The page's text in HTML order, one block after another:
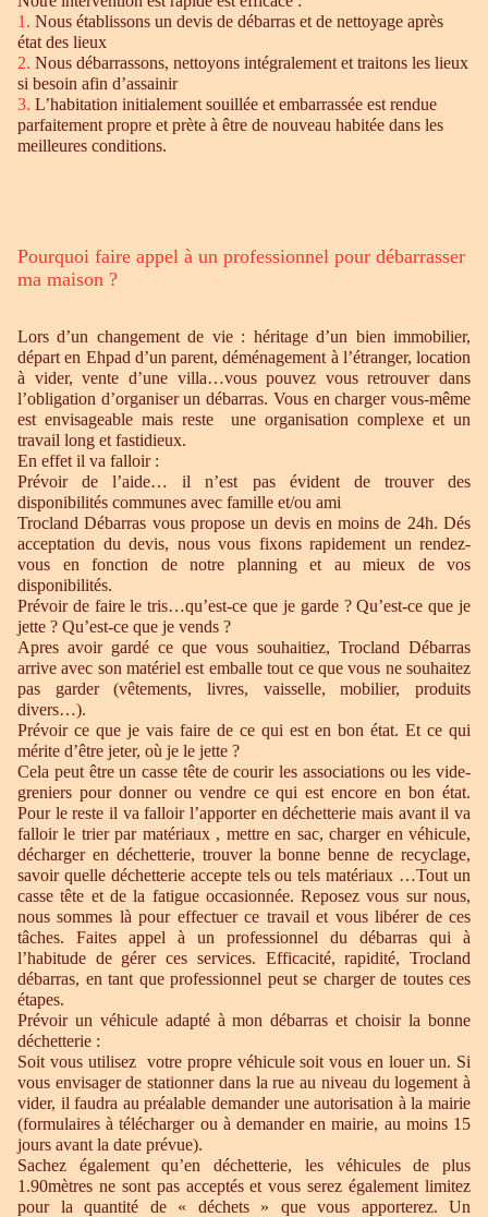
1. Nous établissons un devis de débarras et de nettoyage après
état des lieux
2. Nous débarrassons, nettoyons intégralement et traitons les lieux
si besoin afin d’assainir
3. L’habitation initialement souillée et embarrassée est rendue
parfaitement propre et prète à être de nouveau habitée dans les
meilleures conditions.
Pourquoi faire appel à un professionnel pour débarrasser
ma maison ?
Lors d’un changement de vie : héritage d’un bien immobilier,
départ en Ehpad d’un parent, déménagement à l’étranger, location
à vider, vente d’une villa…vous pouvez vous retrouver dans
l’obligation d’organiser un débarras. Vous en charger vous-même
est envisageable mais reste une organisation complexe et un
travail long et fastidieux.
En effet il va falloir :
Prévoir de l’aide… il n’est pas évident de trouver des
disponibilités communes avec famille et/ou ami
Trocland Débarras vous propose un devis en moins de 24h. Dés
acceptation du devis, nous vous fixons rapidement un rendez-
vous en fonction de notre planning et au mieux de vos
disponibilités.
Prévoir de faire le tris…qu’est-ce que je garde ? Qu’est-ce que je
jette ? Qu’est-ce que je vends ?
Apres avoir gardé ce que vous souhaitiez, Trocland Débarras
arrive avec son matériel est emballe tout ce que vous ne souhaitez
pas garder (vêtements, livres, vaisselle, mobilier, produits
divers…).
Prévoir ce que je vais faire de ce qui est en bon état. Et ce qui
mérite d’être jeter, où je le jette ?
Cela peut être un casse tête de courir les associations ou les vide-
greniers pour donner ou vendre ce qui est encore en bon état.
Pour le reste il va falloir l’apporter en déchetterie mais avant il va
falloir le trier par matériaux , mettre en sac, charger en véhicule,
décharger en déchetterie, trouver la bonne benne de recyclage,
savoir quelle déchetterie accepte tels ou tels matériaux …Tout un
casse tête et de la fatigue occasionnée. Reposez vous sur nous,
nous sommes là pour effectuer ce travail et vous libérer de ces
tâches. Faites appel à un professionnel du débarras qui à
l’habitude de gérer ces services. Efficacité, rapidité, Trocland
débarras, en tant que professionnel peut se charger de toutes ces
étapes.
Prévoir un véhicule adapté à mon débarras et choisir la bonne
déchetterie :
Soit vous utilisez votre propre véhicule soit vous en louer un. Si
vous envisager de stationner dans la rue au niveau du logement à
vider, il faudra au préalable demander une autorisation à la mairie
(formulaires à télécharger ou à demander en mairie, au moins 15
jours avant la date prévue).
Sachez également qu’en déchetterie, les véhicules de plus
1.90mètres ne sont pas acceptés et vous serez également limitez
pour la quantité de « déchets » que vous apporterez. Un